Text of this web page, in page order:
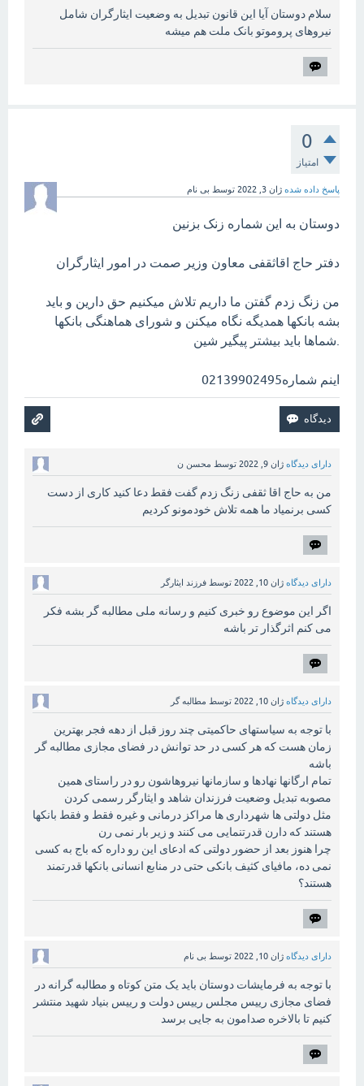
سلام دوستان آیا این قانون تبدیل به وضعیت ایثارگران شامل
نیروهای پروموتو بانک ملت هم میشه
0
امتیاز
پاسخ داده شده ژان 3, 2022 توسط بی نام
دوستان به این شماره زنک بزنین
دفتر حاج اقاثقفی معاون وزیر صمت در امور ایثارگران
من زنگ زدم گفتن ما داریم تلاش میکنیم حق دارین و باید
بشه بانکها همدیگه نگاه میکنن و شورای هماهنگی بانکها
.شماها باید بیشتر پیگیر شین
اینم شماره02139902495
دارای دیدگاه ژان 9, 2022 توسط محسن ن
من به حاج اقا ثقفی زنگ زدم گفت فقط دعا کنید کاری از دست
کسی برنمیاد ما همه تلاش خودمونو کردیم
دارای دیدگاه ژان 10, 2022 توسط فرزند ایثارگر
اگر این موضوع رو خبری کنیم و رسانه ملی مطالبه گر بشه فکر
می کنم اثرگذار تر باشه
دارای دیدگاه ژان 10, 2022 توسط مطالبه گر
با توجه به سیاستهای حاکمیتی چند روز قبل از دهه فجر بهترین
زمان هست که هر کسی در حد توانش در فضای مجازی مطالبه گر
باشه
تمام ارگانها نهادها و سازمانها نیروهاشون رو در راستای همین
مصوبه تبدیل وضعیت فرزندان شاهد و ایثارگر رسمی کردن
مثل دولتی ها شهرداری ها مراکز درمانی و غیره فقط و فقط بانکها
هستند که دارن قدرتنمایی می کنند و زیر بار نمی رن
چرا هنوز بعد از حضور دولتی که ادعای این رو داره که باج به کسی
نمی ده، مافیای کثیف بانکی حتی در منابع انسانی بانکها قدرتمند
هستند؟
دارای دیدگاه ژان 10, 2022 توسط بی نام
با توجه به فرمایشات دوستان باید یک متن کوتاه و مطالبه گرانه در
فضای مجازی رییس مجلس رییس دولت و رییس بنیاد شهید منتشر
کنیم تا بالاخره صدامون به جایی برسد